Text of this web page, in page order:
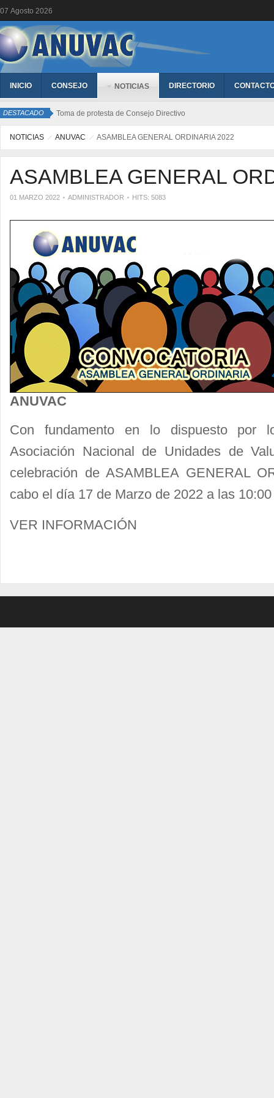
07 Agosto 2026
INICIO CONSEJO NOTICIAS DIRECTORIO
DESTACADO Toma de protesta de Consejo Directivo
NOTICIAS ANUVAC ASAMBLEA GENERAL ORDINARIA 2022
ASAMBLEA GENERAL
01 MARZO 2022 ADMINISTRADOR HITS: 5083
ANUVAC
Con fundamento en lo dispuesto por
Asociación Nacional de Unidades de
celebración de ASAMBLEA GENERAL
cabo el día 17 de Marzo de 2022 a las
VER INFORMACIÓN